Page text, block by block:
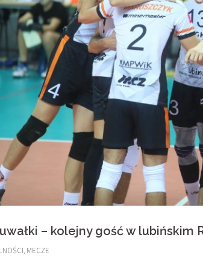
– kolejny gość w lubińskim
, MECZE